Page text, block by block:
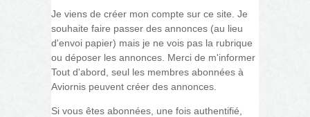
Je viens de créer mon compte sur ce site. Je
souhaite faire passer des annonces (au lieu
d'envoi papier) mais je ne vois pas la rubrique
ou déposer les annonces. Merci de m'informer
Tout d'abord, seul les membres abonnées à
Aviornis peuvent créer des annonces.
Si vous êtes abonnées, une fois authentifié,